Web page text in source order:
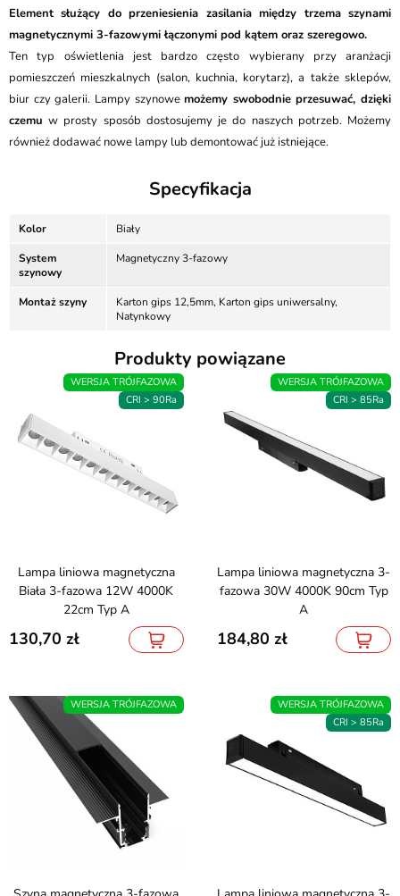
Kurier GLS - 20 zł
Przesyłka Gabarytowa - 35 zł
Element służący do przeniesienia zasilania między trzema szynami
magnetycznymi 3-fazowymi łączonymi pod kątem oraz szeregowo.
Ten typ oświetlenia jest bardzo często wybierany przy aranżacji
pomieszczeń mieszkalnych (salon, kuchnia, korytarz), a także sklepów,
biur czy galerii. Lampy szynowemożemy swobodnie przesuwać, dzięki
czemu w prosty sposób dostosujemy je do naszych potrzeb. Możemy
również dodawać nowe lampy lub demontować już istniejące.
Specyfikacja
Kolor Biały
System
szynowy
Magnetyczny 3-fazowy
Montaż szyny
Karton gips 12,5mm, Karton gips uniwersalny,
Natynkowy
Produkty powiązane
WERSJA TRÓJFAZOWA
CRI > 90Ra
Lampa liniowa magnetyczna
Biała 3-fazowa 12W 4000K
22cm Typ A
130,70
WERSJA TRÓJFAZOWA
CRI > 85Ra
Lampa liniowa magnetyczna 3-
fazowa 30W 4000K 90cm Typ
A
184,80
WERSJA TRÓJFAZOWA
WERSJA TRÓJFAZOWA
CRI > 85Ra